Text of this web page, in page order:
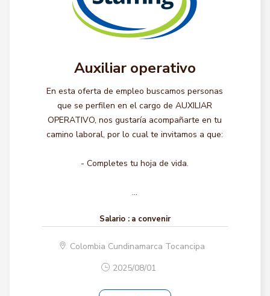
Auxiliar operativo
En esta oferta de empleo buscamos personas
que se perfilen en el cargo de AUXILIAR
OPERATIVO, nos gustaría acompañarte en tu
camino laboral, por lo cual te invitamos a que:
- Completes tu hoja de vida.
...
Salario : a convenir
Colombia Cundinamarca Tocancipa
2025/08/01